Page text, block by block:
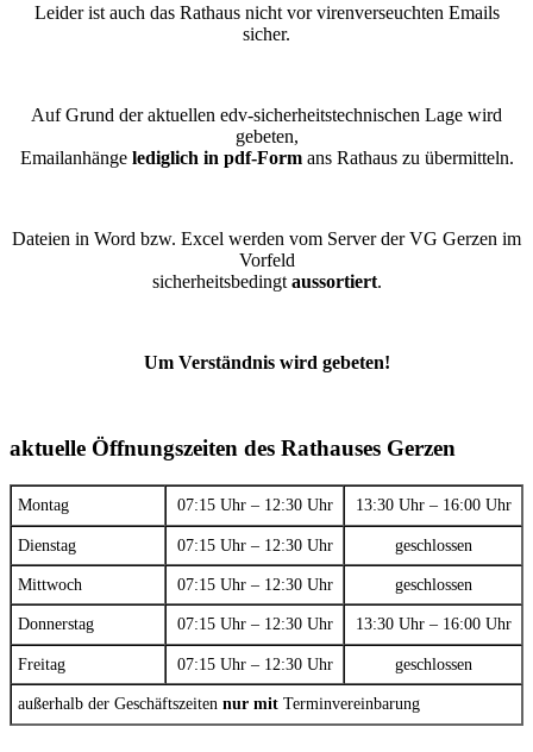
Leider ist auch das Rathaus nicht vor virenverseuchten Emails
sicher.
Auf Grund der aktuellen edv-sicherheitstechnischen Lage wird
gebeten,
Emailanhänge lediglich in pdf-Formans Rathaus zu übermitteln.
Dateien in Word bzw. Excel werden vom Server der VG Gerzen im
Vorfeld
sicherheitsbedingt aussortiert.
Um Verständnis wird gebeten!
aktuelle Öffnungszeiten des Rathauses Gerzen
Montag 07:15 Uhr – 12:30 Uhr 13:30 Uhr – 16:00 Uhr
Dienstag 07:15 Uhr – 12:30 Uhr geschlossen
Mittwoch 07:15 Uhr – 12:30 Uhr geschlossen
Donnerstag 07:15 Uhr – 12:30 Uhr 13:30 Uhr – 16:00 Uhr
Freitag 07:15 Uhr – 12:30 Uhr geschlossen
außerhalb der Geschäftszeiten nur mit Terminvereinbarung